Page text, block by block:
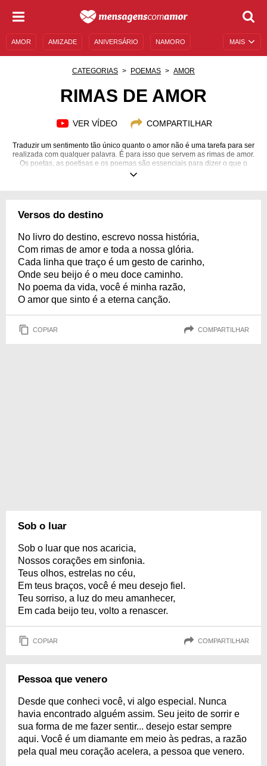
MAIS
AMOR AMIZADE ANIVERSÁRIO NAMORO
CATEGORIAS POEMAS AMOR
RIMAS DE AMOR
VER VÍDEO COMPARTILHAR
Traduzir um sentimento tão único quanto o amor não é uma tarefa para ser
realizada com qualquer palavra. É para isso que servem as rimas de amor.
Os poetas, as poetisas e os poemas são essenciais para dizer o que o
coração sente, para conquistar a pessoa amada e para mostrar ao mundo
na sua vida. Explore seus melhores sentimentos com rimas de amor
Versos do destino
No livro do destino, escrevo nossa história,
Com rimas de amor e toda a nossa glória.
Cada linha que traço é um gesto de carinho,
Onde seu beijo é o meu doce caminho.
No poema da vida, você é minha razão,
O amor que sinto é a eterna canção.
COPIAR COMPARTILHAR
Sob o luar
Sob o luar que nos acaricia,
Nossos corações em sinfonia.
Teus olhos, estrelas no céu,
Em teus braços, você é meu desejo fiel.
Teu sorriso, a luz do meu amanhecer,
Em cada beijo teu, volto a renascer.
COPIAR COMPARTILHAR
Pessoa que venero
Desde que conheci você, vi algo especial. Nunca
havia encontrado alguém assim. Seu jeito de sorrir e
sua forma de me fazer sentir... desejo estar sempre
aqui. Você é um diamante em meio às pedras, a razão
pela qual meu coração acelera, a pessoa que venero.